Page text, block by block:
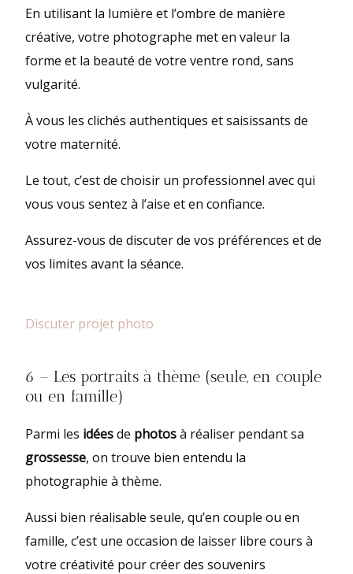
En utilisant la lumière et l’ombre de manière
créative, votre photographe met en valeur la
forme et la beauté de votre ventre rond, sans
vulgarité.
À vous les clichés authentiques et saisissants de
votre maternité.
Le tout, c’est de choisir un professionnel avec qui
vous vous sentez à l’aise et en confiance.
Assurez-vous de discuter de vos préférences et de
vos limites avant la séance.
Discuter projet photo
6 – Les portraits à thème (seule, en couple
ou en famille)
Parmi les idéesde photosà réaliser pendant sa
grossesse, on trouve bien entendu la
photographie à thème.
Aussi bien réalisable seule, qu’en couple ou en
famille, c’est une occasion de laisser libre cours à
votre créativité pour créer des souvenirs